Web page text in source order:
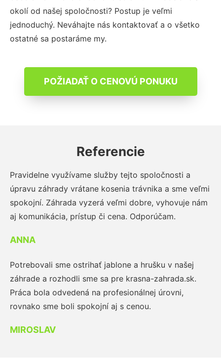
okolí od našej spoločnosti? Postup je veľmi
jednoduchý. Neváhajte nás kontaktovať a o všetko
ostatné sa postaráme my.
POŽIADAŤ O CENOVÚ PONUKU
Referencie
Pravidelne využívame služby tejto spoločnosti a
úpravu záhrady vrátane kosenia trávnika a sme veľmi
spokojní. Záhrada vyzerá veľmi dobre, vyhovuje nám
aj komunikácia, prístup či cena. Odporúčam.
ANNA
Potrebovali sme ostrihať jablone a hrušku v našej
záhrade a rozhodli sme sa pre krasna-zahrada.sk.
Práca bola odvedená na profesionálnej úrovni,
rovnako sme boli spokojní aj s cenou.
MIROSLAV